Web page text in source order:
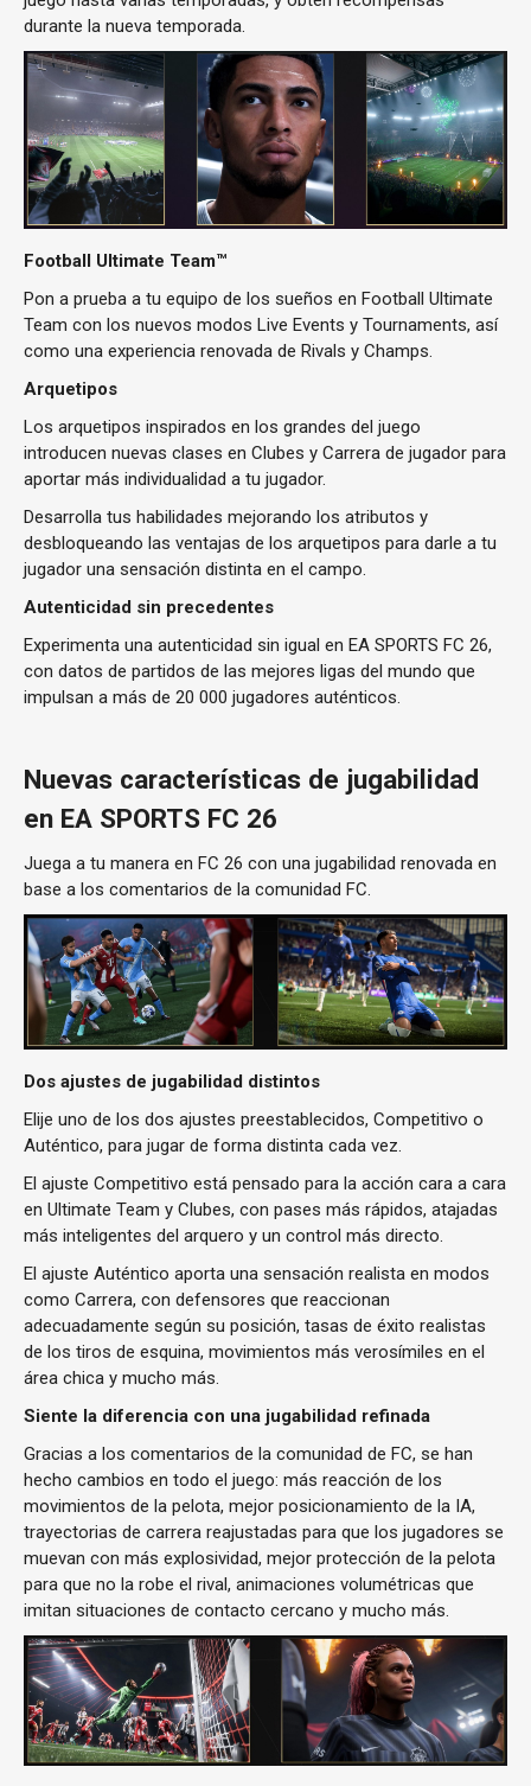
durante la nueva temporada.
Football Ultimate Team™
Pon a prueba a tu equipo de los sueños en Football Ultimate
Team con los nuevos modos Live Events y Tournaments, así
como una experiencia renovada de Rivals y Champs.
Arquetipos
Los arquetipos inspirados en los grandes del juego
introducen nuevas clases en Clubes y Carrera de jugador para
aportar más individualidad a tu jugador.
Desarrolla tus habilidades mejorando los atributos y
desbloqueando las ventajas de los arquetipos para darle a tu
jugador una sensación distinta en el campo.
Autenticidad sin precedentes
Experimenta una autenticidad sin igual en EA SPORTS FC 26,
con datos de partidos de las mejores ligas del mundo que
impulsan a más de 20 000 jugadores auténticos.
Nuevas características de jugabilidad
en EA SPORTS FC 26
Juega a tu manera en FC 26 con una jugabilidad renovada en
base a los comentarios de la comunidad FC.
Dos ajustes de jugabilidad distintos
Elije uno de los dos ajustes preestablecidos, Competitivo o
Auténtico, para jugar de forma distinta cada vez.
El ajuste Competitivo está pensado para la acción cara a cara
en Ultimate Team y Clubes, con pases más rápidos, atajadas
más inteligentes del arquero y un control más directo.
El ajuste Auténtico aporta una sensación realista en modos
como Carrera, con defensores que reaccionan
adecuadamente según su posición, tasas de éxito realistas
de los tiros de esquina, movimientos más verosímiles en el
área chica y mucho más.
Siente la diferencia con una jugabilidad refinada
Gracias a los comentarios de la comunidad de FC, se han
hecho cambios en todo el juego: más reacción de los
movimientos de la pelota, mejor posicionamiento de la IA,
trayectorias de carrera reajustadas para que los jugadores se
muevan con más explosividad, mejor protección de la pelota
para que no la robe el rival, animaciones volumétricas que
imitan situaciones de contacto cercano y mucho más.